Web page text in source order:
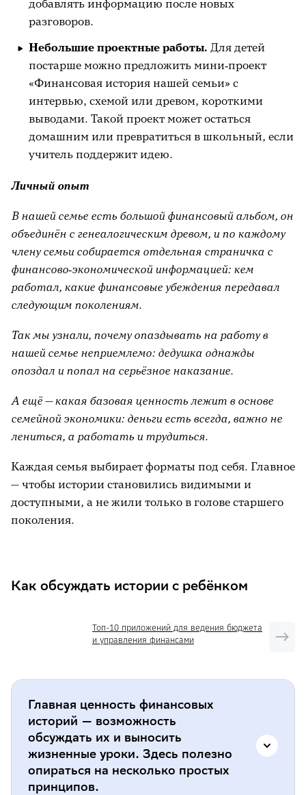
добавлять информацию после новых
разговоров.
Небольшие проектные работы. Для детей
постарше можно предложить мини‑проект
«Финансовая история нашей семьи» с
интервью, схемой или древом, короткими
выводами. Такой проект может остаться
домашним или превратиться в школьный, если
учитель поддержит идею.
Личный опыт
В нашей семье есть большой финансовый альбом, он
объединён с генеалогическим древом, и по каждому
члену семьи собирается отдельная страничка с
финансово‑экономической информацией: кем
работал, какие финансовые убеждения передавал
следующим поколениям.
Так мы узнали, почему опаздывать на работу в
нашей семье неприемлемо: дедушка однажды
опоздал и попал на серьёзное наказание.
А ещё — какая базовая ценность лежит в основе
семейной экономики: деньги есть всегда, важно не
лениться, а работать и трудиться.
Каждая семья выбирает форматы под себя. Главное
— чтобы истории становились видимыми и
доступными, а не жили только в голове старшего
поколения.
Как обсуждать истории с ребёнком
Топ-10 приложений для ведения бюджета
и управления финансами
Главная ценность финансовых
историй — возможность
обсуждать их и выносить
жизненные уроки. Здесь полезно
опираться на несколько простых
принципов.